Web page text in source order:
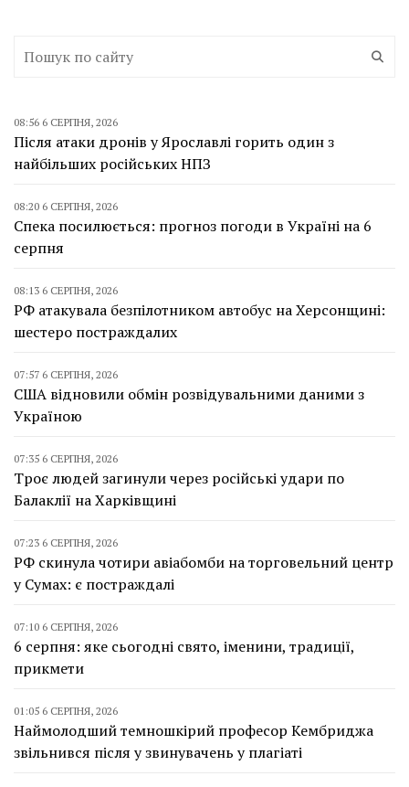
08:56 6 СЕРПНЯ, 2026
Після атаки дронів у Ярославлі горить один з
найбільших російських НПЗ
08:20 6 СЕРПНЯ, 2026
Спека посилюється: прогноз погоди в Україні на 6
серпня
08:13 6 СЕРПНЯ, 2026
РФ атакувала безпілотником автобус на Херсонщині:
шестеро постраждалих
07:57 6 СЕРПНЯ, 2026
США відновили обмін розвідувальними даними з
Україною
07:35 6 СЕРПНЯ, 2026
Троє людей загинули через російські удари по
Балаклії на Харківщині
07:23 6 СЕРПНЯ, 2026
РФ скинула чотири авіабомби на торговельний центр
у Сумах: є постраждалі
07:10 6 СЕРПНЯ, 2026
6 серпня: яке сьогодні свято, іменини, традиції,
прикмети
01:05 6 СЕРПНЯ, 2026
Наймолодший темношкірий професор Кембриджа
звільнився після у звинувачень у плагіаті